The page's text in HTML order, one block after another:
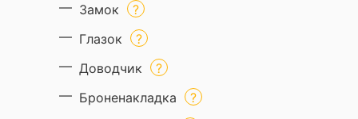
Замок
Глазок
Доводчик
Броненакладка